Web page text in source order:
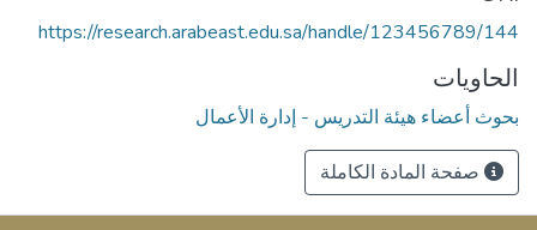
https://research.arabeast.edu.sa/handle/123456789/144
الحاويات
بحوث أعضاء هيئة التدريس - إدارة الأعمال
صفحة المادة الكاملة